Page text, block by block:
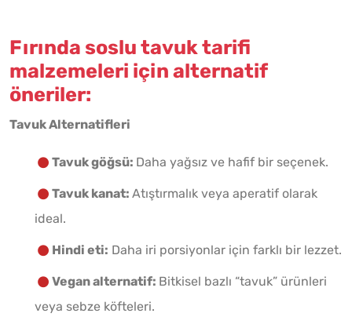
Fırında soslu tavuk tarifi
malzemeleri için alternatif
öneriler:
Tavuk Alternatifleri
Tavuk göğsü: Daha yağsız ve hafif bir seçenek.
Tavuk kanat: Atıştırmalık veya aperatif olarak
ideal.
Hindi eti: Daha iri porsiyonlar için farklı bir lezzet.
Vegan alternatif: Bitkisel bazlı “tavuk” ürünleri
veya sebze köfteleri.